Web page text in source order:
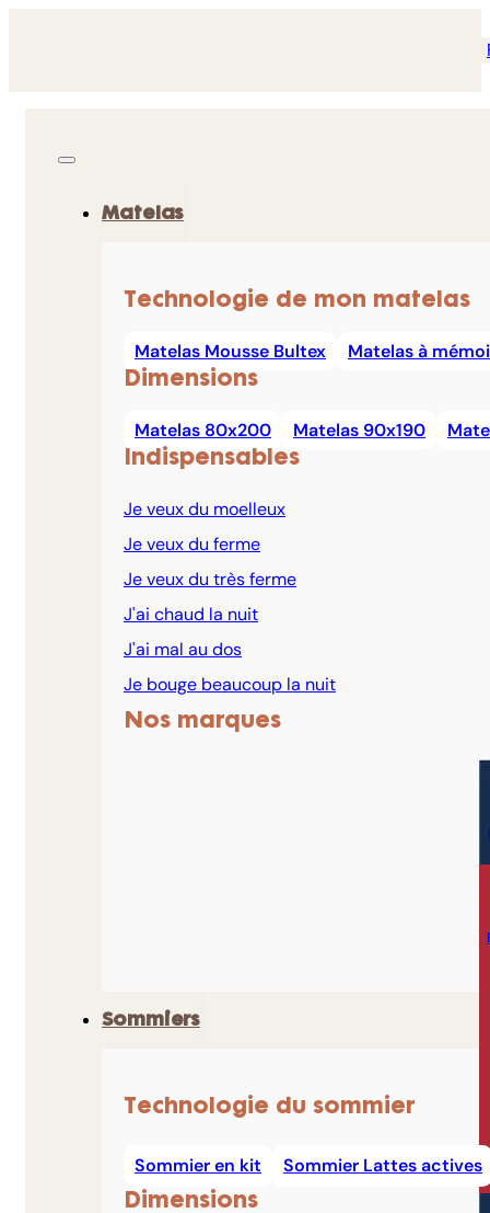
Matelas
Technologie de mon matelas
Matelas Mousse Bultex Matelas à
Dimensions
Matelas 80x200 Matelas 90x190
Indispensables
Je veux du moelleux
Je veux du ferme
Je veux du très ferme
J'ai chaud la nuit
J'ai mal au dos
Je bouge beaucoup la nuit
Nos marques
Sommiers
Technologie du sommier
Sommier en kit Sommier Lattes actives
Dimensions